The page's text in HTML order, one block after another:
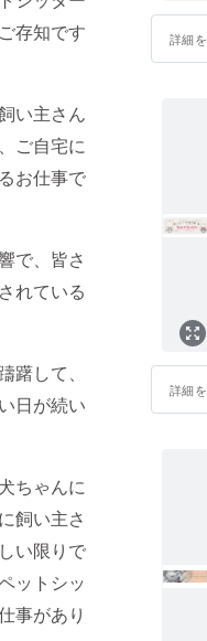
存知です
い主さん
ご自宅に
お仕事で
で、皆さ
れている
躇して、
日が続い
ちゃんに
飼い主さ
い限りで
ットシッ
事があり
詳細
詳細